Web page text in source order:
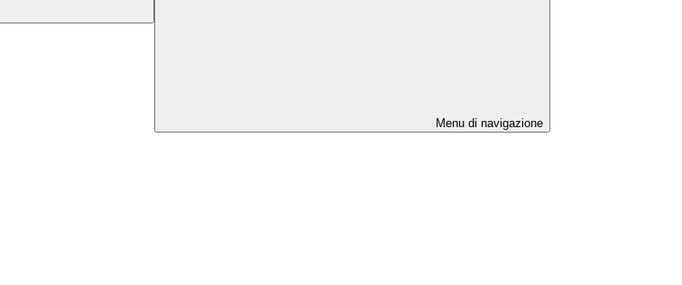
Menu di navigazione